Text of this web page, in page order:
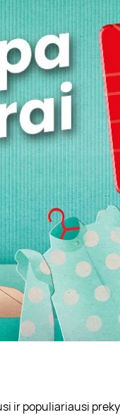
ir populiariausi